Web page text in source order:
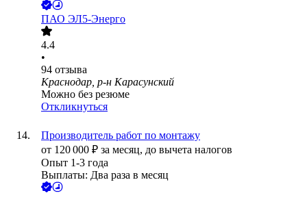
ПАО ЭЛ5-Энерго
4.4
•
94 отзыва
Краснодар, р-н Карасунский
Можно без резюме
Откликнуться
Производитель работ по монтажу
от 120 000 ₽ за месяц, до вычета налогов
Опыт 1-3 года
Выплаты: Два раза в месяц